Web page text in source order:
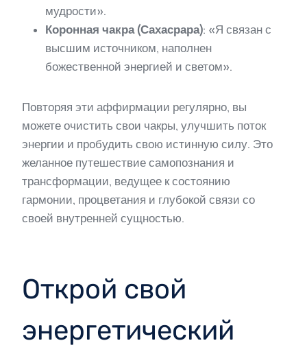
мудрости».
Коронная чакра (Сахасрара): «Я связан с
высшим источником, наполнен
божественной энергией и светом».
Повторяя эти аффирмации регулярно, вы
можете очистить свои чакры, улучшить поток
энергии и пробудить свою истинную силу. Это
желанное путешествие самопознания и
трансформации, ведущее к состоянию
гармонии, процветания и глубокой связи со
своей внутренней сущностью.
Открой свой
энергетический